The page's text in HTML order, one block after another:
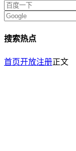
搜索热点
首页开放注册正文